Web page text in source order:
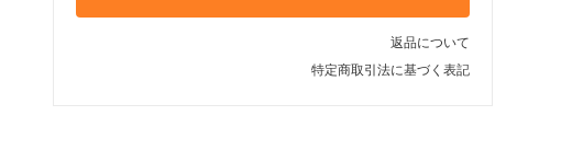
返品について
特定商取引法に基づく表記